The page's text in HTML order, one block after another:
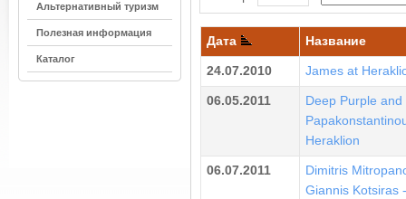
Альтернативный туризм
Полезная информация
Каталог
Дата Название
24.07.2010 James at
06.05.2011
Deep Purple and
Heraklion
06.07.2011
Dimitris
Giannis Kotsiras